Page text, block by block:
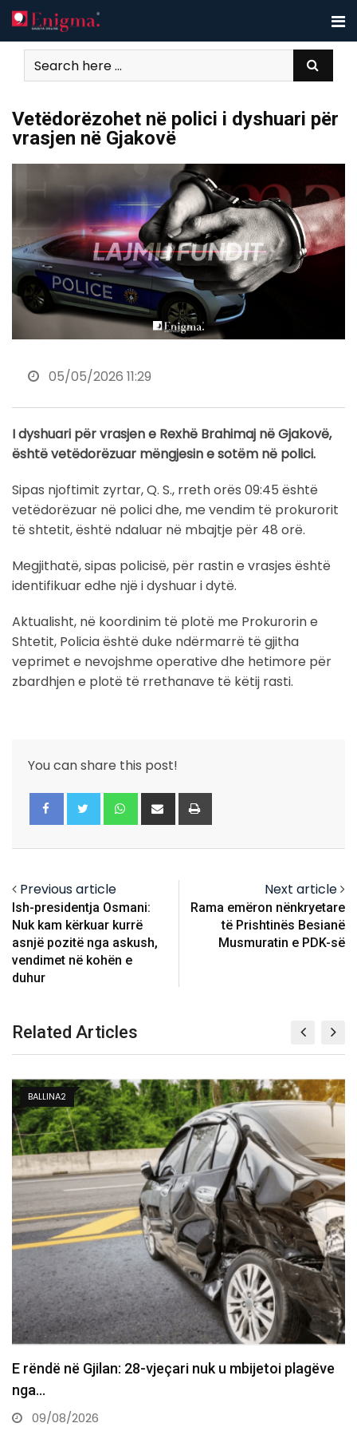
Skip
to
content
Vetëdorëzohet në polici i dyshuari për
vrasjen në Gjakovë
05/05/2026 11:29
I dyshuari për vrasjen e Rexhë Brahimaj në Gjakovë,
është vetëdorëzuar mëngjesin e sotëm në polici.
Sipas njoftimit zyrtar, Q. S., rreth orës 09:45 është
vetëdorëzuar në polici dhe, me vendim të prokurorit
të shtetit, është ndaluar në mbajtje për 48 orë.
Megjithatë, sipas policisë, për rastin e vrasjes është
identifikuar edhe një i dyshuar i dytë.
Aktualisht, në koordinim të plotë me Prokurorin e
Shtetit, Policia është duke ndërmarrë të gjitha
veprimet e nevojshme operative dhe hetimore për
zbardhjen e plotë të rrethanave të këtij rasti.
You can share this post!
Whatsapp
Share
via
Previous article
Ish-presidentja Osmani:
Nuk kam kërkuar kurrë
asnjë pozitë nga askush,
vendimet në kohën e
duhur
Next article
Rama emëron nënkryetare
të Prishtinës Besianë
Musmuratin e PDK-së
Related Articles
BALLINA 3
E dhimbshme: Ndahet nga jeta veterani i UÇK-së,
Musli Krasniqi
09/08/2026